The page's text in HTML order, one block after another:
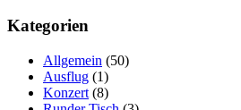
Kategorien
Allgemein (50)
Ausflug (1)
Konzert (8)